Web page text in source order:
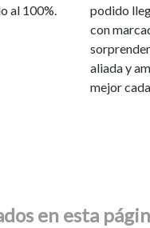
al 100%.
podido
con
aliada y
mejor
en esta